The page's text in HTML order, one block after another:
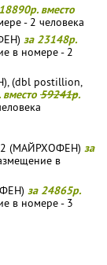
вместо
- 2 человека
за 23148р.
в номере - 2
(dbl postillion,
59241р.
(МАЙРХОФЕН) за
в
за 24865р.
в номере - 3